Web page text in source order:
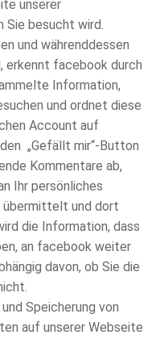
unserer
Sie besucht wird.
und währenddessen
erkennt facebook durch
Information,
und ordnet diese
Account auf
„Gefällt mir“-Button
Kommentare ab,
Ihr persönliches
und dort
die Information, dass
an facebook weiter
davon, ob Sie die
Speicherung von
auf unserer Webseite